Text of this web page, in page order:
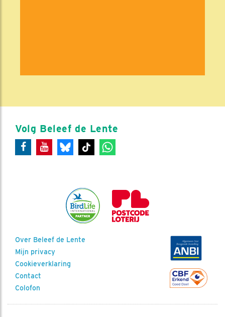
Volg Beleef de Lente
Over Beleef de Lente
Mijn privacy
Cookieverklaring
Contact
Colofon